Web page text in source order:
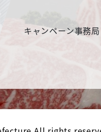
キャンペーン事務